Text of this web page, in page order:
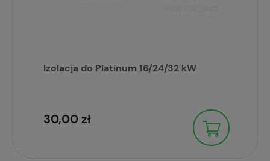
Izolacja do Platinum 16/24/32 kW
30,00 zł